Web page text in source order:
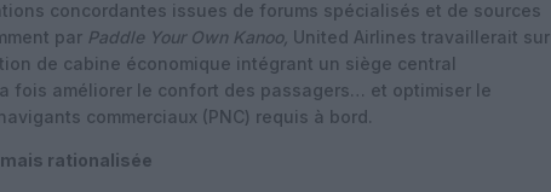
concordantes issues de forums spécialisés et de sources
par Paddle Your Own Kanoo, United Airlines travaillerait sur
de cabine économique intégrant un siège central
fois améliorer le confort des passagers… et optimiser le
commerciaux (PNC) requis à bord.
rationalisée